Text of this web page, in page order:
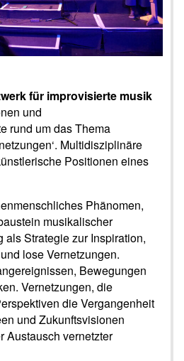
für improvisierte musik
und
rund um das Thema
Multidisziplinäre
Positionen eines
Phänomen,
musikalischer
als Strategie zur Inspiration,
lose Vernetzungen.
Bewegungen
Vernetzungen, die
die Vergangenheit
und Zukunftsvisionen
Austausch vernetzter